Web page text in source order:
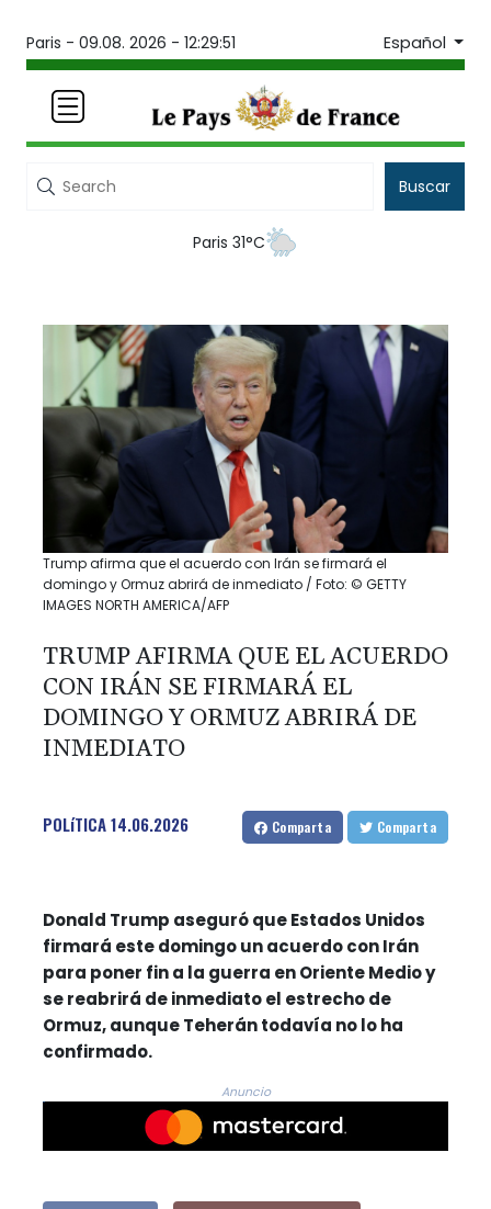
Paris - 09.08. 2026 - 12:29:51 Español
Buscar
Paris 31°C
Trump afirma que el acuerdo con Irán se firmará el
domingo y Ormuz abrirá de inmediato / Foto: © GETTY
IMAGES NORTH AMERICA/AFP
TRUMP AFIRMA QUE EL ACUERDO
CON IRÁN SE FIRMARÁ EL
DOMINGO Y ORMUZ ABRIRÁ DE
INMEDIATO
POLíTICA14.06.2026 Comparta Comparta
Donald Trump aseguró que Estados Unidos
firmará este domingo un acuerdo con Irán
para poner fin a la guerra en Oriente Medio y
se reabrirá de inmediato el estrecho de
Ormuz, aunque Teherán todavía no lo ha
confirmado.
Anuncio